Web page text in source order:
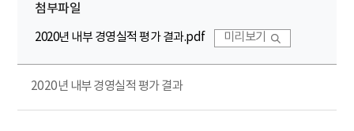
첨부파일
2020년 내부 경영실적 평가 결과.pdf 미리보기
2020년 내부 경영실적 평가 결과